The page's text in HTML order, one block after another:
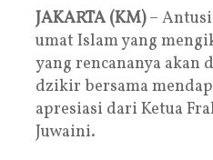
JAKARTA (KM)–
umat Islam yang
yang rencananya akan
dzikir bersama
apresiasi dari Ketua
Juwaini.